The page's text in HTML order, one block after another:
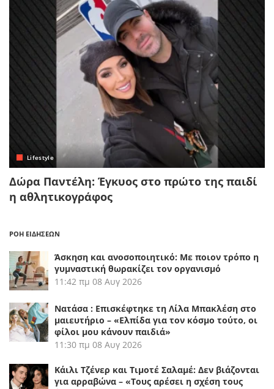
Lifestyle
Δώρα Παντέλη: Έγκυος στο πρώτο της παιδί
η αθλητικογράφος
ΡΟΗ ΕΙΔΗΣΕΩΝ
Άσκηση και ανοσοποιητικό: Με ποιον τρόπο η
γυμναστική θωρακίζει τον οργανισμό
11:42 πμ 08 Αυγ 2026
Νατάσα : Επισκέφτηκε τη Λίλα Μπακλέση στο
μαιευτήριο – «Ελπίδα για τον κόσμο τούτο, οι
φίλοι μου κάνουν παιδιά»
11:30 πμ 08 Αυγ 2026
Κάιλι Τζένερ και Τιμοτέ Σαλαμέ: Δεν βιάζονται
για αρραβώνα – «Τους αρέσει η σχέση τους